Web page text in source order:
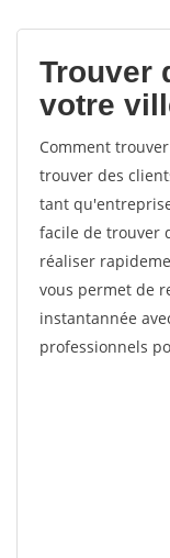
Trouver
votre
Comment
trouver des
tant
facile de trouver
réaliser
vous permet de
instantannée
professionnels